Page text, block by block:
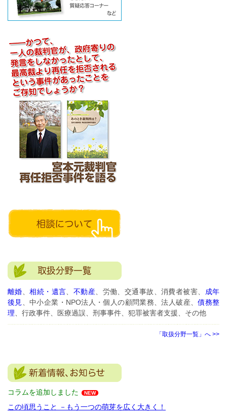
離婚、相続・遺言、 不動産、労働、交通事故、消費者被害、 成年
後見、中小企業・NPO法人・個人の顧問業務、法人破産、債務整
理、行政事件、医療過誤、刑事事件、犯罪被害者支援、その他
「取扱分野一覧」へ >>
コラムを追加しました NEW
この頃思うこと －もう一つの萌芽を広く大きく！